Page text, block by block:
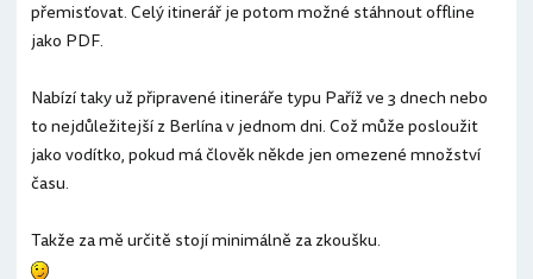
přemisťovat. Celý itinerář je potom možné stáhnout offline
jako PDF.
Nabízí taky už připravené itineráře typu Paříž ve 3 dnech nebo
to nejdůležitejší z Berlína v jednom dni. Což může posloužit
jako vodítko, pokud má člověk někde jen omezené množství
času.
Takže za mě určitě stojí minimálně za zkoušku.